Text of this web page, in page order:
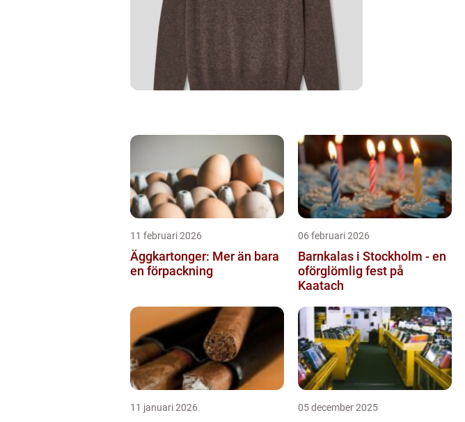
11 februari 2026
Äggkartonger: Mer än bara
en förpackning
06 februari 2026
Barnkalas i Stockholm - en
oförglömlig fest på
Kaatach
11 januari 2026 05 december 2025